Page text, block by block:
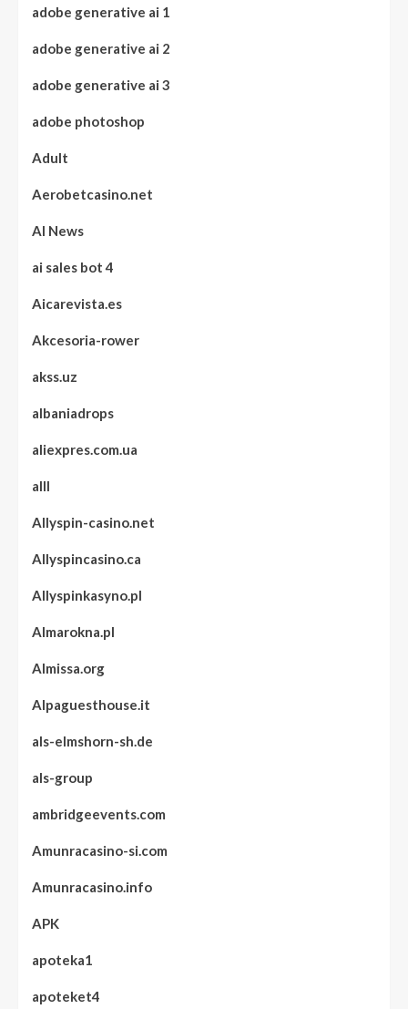
adobe generative ai 1
adobe generative ai 2
adobe generative ai 3
adobe photoshop
Adult
Aerobetcasino.net
AI News
ai sales bot 4
Aicarevista.es
Akcesoria-rower
akss.uz
albaniadrops
aliexpres.com.ua
alll
Allyspin-casino.net
Allyspincasino.ca
Allyspinkasyno.pl
Almarokna.pl
Almissa.org
Alpaguesthouse.it
als-elmshorn-sh.de
als-group
ambridgeevents.com
Amunracasino-si.com
Amunracasino.info
APK
apoteka1
apoteket4